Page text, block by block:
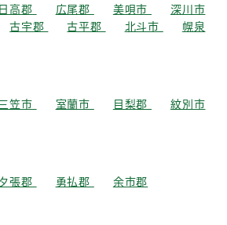
日高郡 広尾郡 美唄市
深川市
古宇郡 古平郡 北斗市
幌泉
笠市 室蘭市 目梨郡
紋別市
張郡 勇払郡 余市郡